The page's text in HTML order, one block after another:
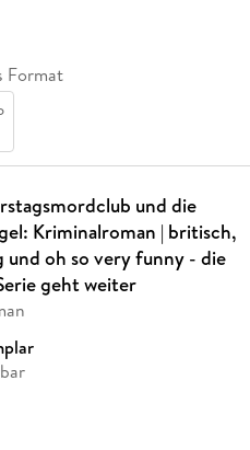
Format
und die
Kriminalroman | britisch,
und oh so very funny - die
geht weiter